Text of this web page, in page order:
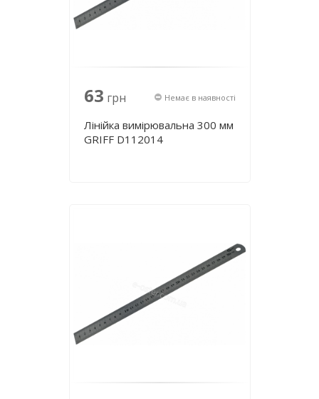
63 грн Немає в наявності
Лінійка вимірювальна 300 мм
GRIFF D112014